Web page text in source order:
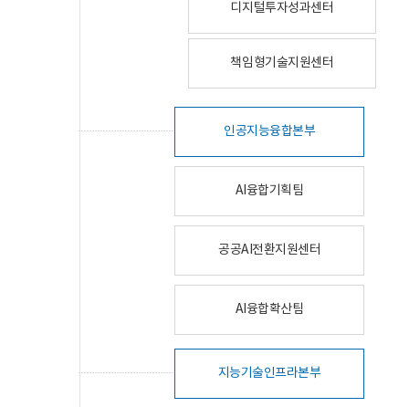
디지털투자성과센터
책임형기술지원센터
인공지능융합본부
AI융합기획팀
공공AI전환지원센터
AI융합확산팀
지능기술인프라본부